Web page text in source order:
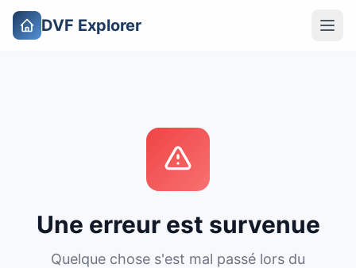
DVF Explorer
Une erreur est survenue
Quelque chose s'est mal passé lors du